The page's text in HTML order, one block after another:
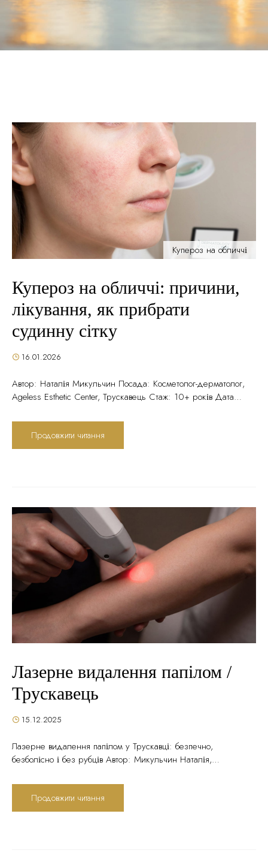
Купероз на обличчі
Купероз на обличчі: причини,
лікування, як прибрати
судинну сітку
16.01.2026
Автор: Наталія Микульчин Посада: Косметолог-дерматолог,
Ageless Esthetic Center, Трускавець Стаж: 10+ років Дата
на щоках, крилах носа або підборідді? Це — купероз. Він не
зникне сам. Більше того — з часом судинна сітка стає все
помітнішою, а обличчя набуває постійного червонуватого
Продовжити читання
Лазерне видалення папілом /
Трускавець
15.12.2025
Лазерне видалення папілом у Трускавці: безпечно,
безболісно і без рубців Автор: Микульчин Наталія,
читання: 18 хвилин | Дата публікації: 15.12.2025 Вступ: Чому
папіломи — це не “просто косметична проблема” Ви помітили
невелике утворення на шкірі. Спочатку не звертали уваги.
Продовжити читання